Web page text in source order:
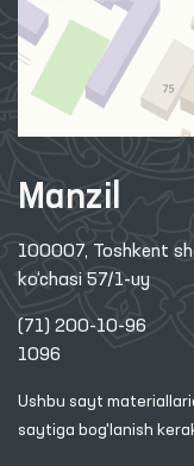
Manzil
100007, Toshkent
ko‘chasi 57/1-uy
(71) 200-10-96
1096
Ushbu sayt
saytiga bog'lanish